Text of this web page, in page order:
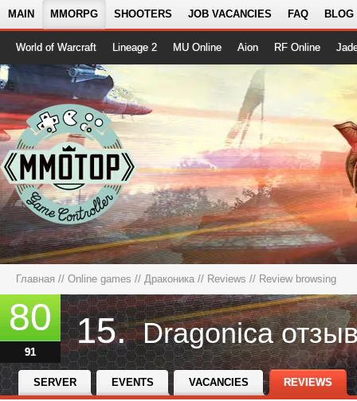
MAIN MMORPG SHOOTERS JOB VACANCIES FAQ BLOG
World of Warcraft Lineage 2 MU Online Aion RF Online
Главная // Online games // Драконика // Reviews // Review browsing
80
91
15. Dragonica
SERVER EVENTS VACANCIES REVIEWS